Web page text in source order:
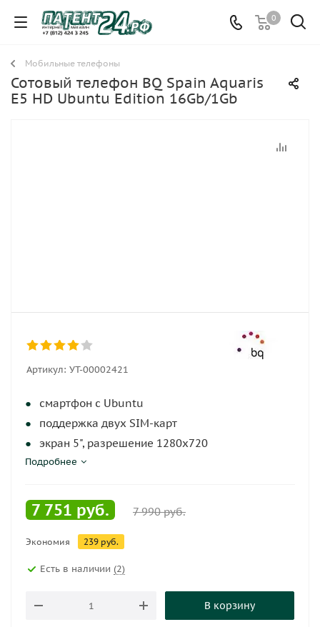
0
Мобильные телефоны
Сотовый телефон BQ Spain Aquaris
E5 HD Ubuntu Edition 16Gb/1Gb
Артикул: УТ-00002421
смартфон с Ubuntu
поддержка двух SIM-карт
экран 5", разрешение 1280x720
камера 13 МП, автофокус
3G, Wi-Fi, Bluetooth, GPS
объем оперативной памяти 1 Гб
аккумулятор 2500 мА⋅ч
вес 134 г, ШxВxТ 71x142x8.65 мм
Подробнее
7 751 руб. 7 990руб.
Экономия 239 руб.
Есть в наличии (2)
В корзину